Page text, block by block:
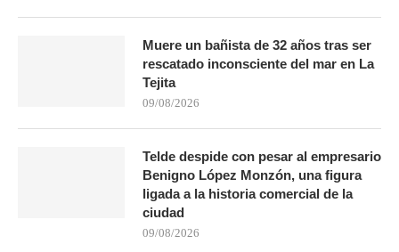
Muere un bañista de 32 años tras ser
rescatado inconsciente del mar en La
Tejita
09/08/2026
Telde despide con pesar al empresario
Benigno López Monzón, una figura
ligada a la historia comercial de la
ciudad
09/08/2026